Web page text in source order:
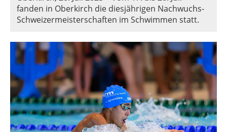
fanden in Oberkirch die diesjährigen Nachwuchs-
Schweizermeisterschaften im Schwimmen statt.